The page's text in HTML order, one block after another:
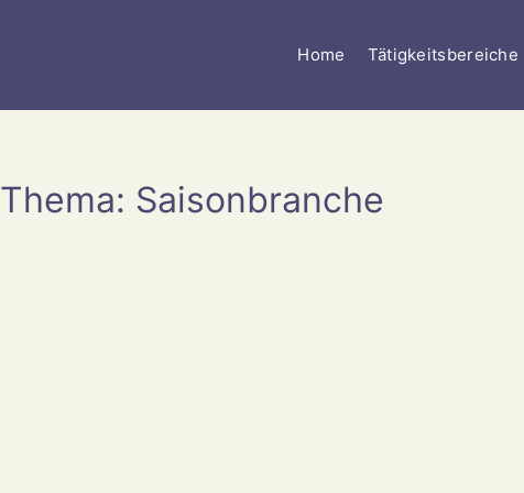
Home Tätigkeitsbereiche
Thema: Saisonbranche